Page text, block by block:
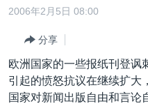
内
转
到
港澳
国际
最新国际新闻
印太
分类新闻
经济·金融·贸易
美中关系
2006年2月5日 08:00
分享
欧洲国家的一些报纸刊登讽
引起的愤怒抗议在继续扩大
国家对新闻出版自由和言论